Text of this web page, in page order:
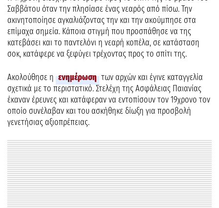
Σαββάτου όταν την πλησίασε ένας νεαρός από πίσω. Την
ακινητοποίησε αγκαλιάζοντας την και την ακούμπησε στα
επίμαχα σημεία. Κάποια στιγμή που προσπάθησε να της
κατεβάσει και το παντελόνι η νεαρή κοπέλα, σε κατάσταση
σοκ, κατάφερε να ξεφύγει τρέχοντας προς το σπίτι της.
Ακολούθησε η ενημέρωση των αρχών και έγινε καταγγελία
σχετικά με το περιστατικό. Στελέχη της Ασφάλειας Παιανίας
έκαναν έρευνες και κατάφεραν να εντοπίσουν τον 19χρονο τον
οποίο συνέλαβαν και του ασκήθηκε δίωξη για προσβολή
γενετήσιας αξιοπρέπειας.